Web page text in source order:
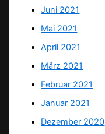
Juni 2021
Mai 2021
April 2021
März 2021
Februar 2021
Januar 2021
Dezember 2020